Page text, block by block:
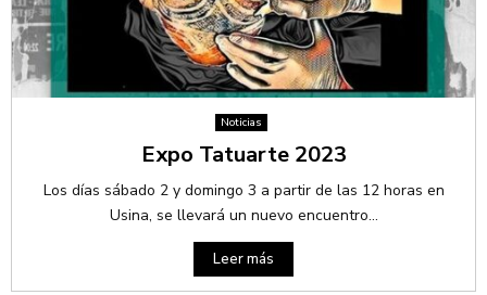
Noticias
Expo Tatuarte 2023
Los días sábado 2 y domingo 3 a partir de las 12 horas en
Usina, se llevará un nuevo encuentro...
Leer más